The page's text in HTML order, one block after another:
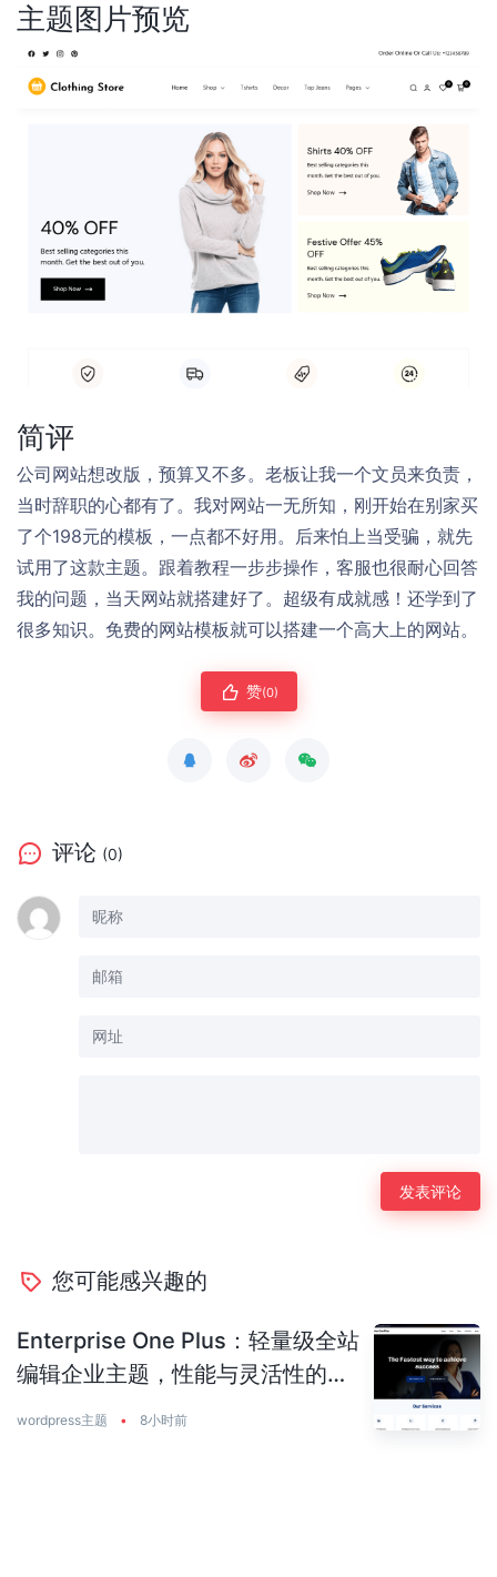
主题图片预览
简评
公司网站想改版，预算又不多。老板让我一个文员来负责，
当时辞职的心都有了。我对网站一无所知，刚开始在别家买
了个198元的模板，一点都不好用。后来怕上当受骗，就先
试用了这款主题。跟着教程一步步操作，客服也很耐心回答
我的问题，当天网站就搭建好了。超级有成就感！还学到了
很多知识。免费的网站模板就可以搭建一个高大上的网站。
赞(0)
评论 (0)
您可能感兴趣的
Enterprise One Plus：轻量级全站
编辑企业主题，性能与灵活性的完
wordpress主题 • 8小时前